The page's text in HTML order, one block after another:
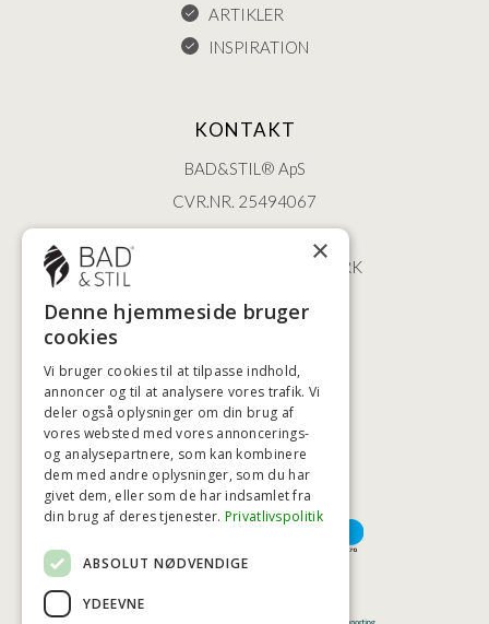
ARTIKLER
INSPIRATION
KONTAKT
BAD&STIL® ApS
CVR.NR. 25494067
ØSTERBROGADE 202
2100 KØBENHAVN • DANMARK
+45 3920 5084
HØJESTE KREDITVÆRDIGHED
BETALINGSMULIGHEDER
×
Denne hjemmeside bruger
cookies
Vi bruger cookies til at tilpasse indhold,
annoncer og til at analysere vores trafik. Vi
deler også oplysninger om din brug af
vores websted med vores annoncerings-
og analysepartnere, som kan kombinere
dem med andre oplysninger, som du har
givet dem, eller som de har indsamlet fra
din brug af deres tjenester. Privatlivspolitik
ABSOLUT NØDVENDIGE
YDEEVNE